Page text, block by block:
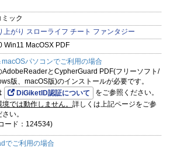
ック
上がり スローライフ チート ファンタジー
Win11 MacOSX PDF
パソコンでご利用の場合
AdobeReaderとCypherGuard PDF(フリーソフト/
版、macOS版)のインストールが必要です。
DiGiketID認証について
をご参照ください。
では動作しません。 詳しくは上記ページをご参
い。
ード：124534)
でご利用の場合